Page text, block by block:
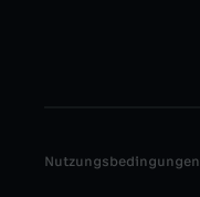
Nutzungsbedingungen